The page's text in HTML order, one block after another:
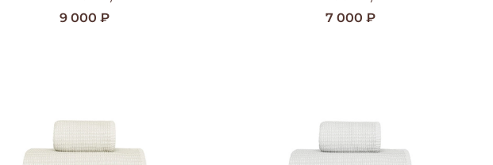
9 000 ₽
7 000 ₽